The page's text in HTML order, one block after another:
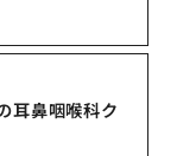
耳鼻咽喉科ク